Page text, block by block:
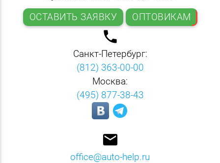
ОСТАВИТЬ ЗАЯВКУ
ОПТОВИКАМ
local_phone
Санкт-Петербург:
(812) 363-00-00
Москва:
(495) 877-38-43
email
office@auto-help.ru